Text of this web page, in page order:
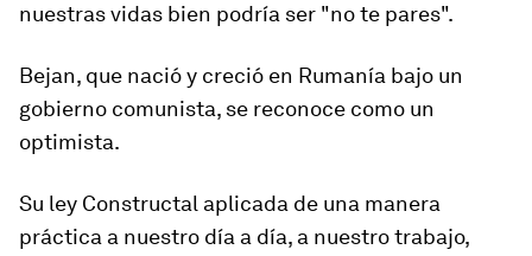
nuestras vidas bien podría ser "no te pares".
Bejan, que nació y creció en Rumanía bajo un
gobierno comunista, se reconoce como un
optimista.
Su ley Constructal aplicada de una manera
práctica a nuestro día a día, a nuestro trabajo,